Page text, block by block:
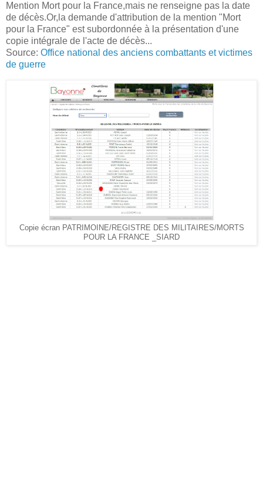
Mention Mort pour la France,mais ne renseigne pas la date
de décès.Or,la demande d'attribution de la mention "Mort
pour la France" est subordonnée à la présentation d'une
copie intégrale de l'acte de décès...
Source: Office national des anciens combattants et victimes
de guerre
Copie écran PATRIMOINE/REGISTRE DES MILITAIRES/MORTS
POUR LA FRANCE _SIARD